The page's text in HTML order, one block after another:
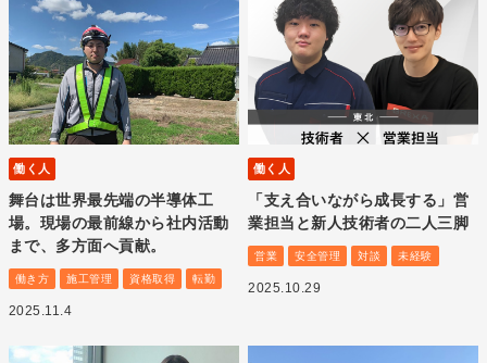
働く人
舞台は世界最先端の半導体工
場。現場の最前線から社内活動
まで、多方面へ貢献。
働き方 施工管理 資格取得 転勤
2025.11.4
働く人
「支え合いながら成長する」営
業担当と新人技術者の二人三脚
営業 安全管理 対談 未経験
2025.10.29